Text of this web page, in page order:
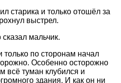
старика и только отошёл за
выстрел.
мальчик.
только по сторонам начал
Особенно осторожно
всё туман клубился и
здания. И как он ни